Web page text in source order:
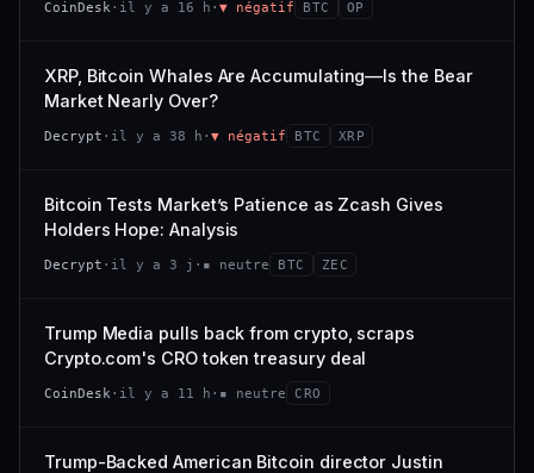
−0,1 % +0,1 %
−0,1 % #29
CONFIANCE
477 M$ 1 464 $
+0,6 % −3,6 %
−94,7 % #102
CONFIANCE
CoinDesk · il y a 16 h · ▼ négatif BTC OP
XRP, Bitcoin Whales Are Accumulating—Is the Bear
Market Nearly Over?
Decrypt · il y a 38 h · ▼ négatif BTC XRP
Bitcoin Tests Market’s Patience as Zcash Gives
Holders Hope: Analysis
Decrypt · il y a 3 j · ▪ neutre BTC ZEC
Trump Media pulls back from crypto, scraps
Crypto.com's CRO token treasury deal
CoinDesk · il y a 11 h · ▪ neutre CRO
Trump-Backed American Bitcoin director Justin